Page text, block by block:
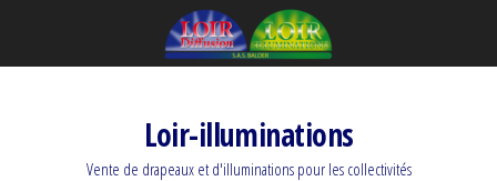
Loir-illuminations
Vente de drapeaux et d'illuminations pour les collectivités